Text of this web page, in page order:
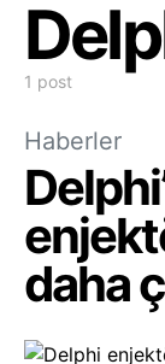
1 post
Haberler
daha